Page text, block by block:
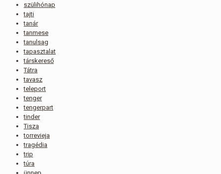
szülihónap
tajti
tanár
tanmese
tanulsag
tapasztalat
társkereső
Tátra
tavasz
teleport
tenger
tengerpart
tinder
Tisza
torrevieja
tragédia
trip
túra